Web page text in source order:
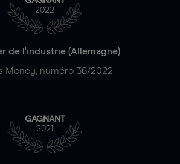
2022
de l'industrie (Allemagne)
Money, numéro 36/2022
GAGNANT
2021